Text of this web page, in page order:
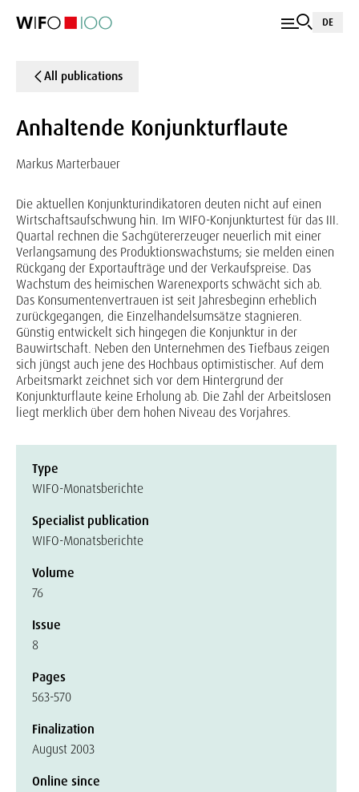
DE
All publications
Anhaltende Konjunkturflaute
Markus Marterbauer
Die aktuellen Konjunkturindikatoren deuten nicht auf einen
Wirtschaftsaufschwung hin. Im WIFO-Konjunkturtest für das III.
Quartal rechnen die Sachgütererzeuger neuerlich mit einer
Verlangsamung des Produktionswachstums; sie melden einen
Rückgang der Exportaufträge und der Verkaufspreise. Das
Wachstum des heimischen Warenexports schwächt sich ab.
Das Konsumentenvertrauen ist seit Jahresbeginn erheblich
zurückgegangen, die Einzelhandelsumsätze stagnieren.
Günstig entwickelt sich hingegen die Konjunktur in der
Bauwirtschaft. Neben den Unternehmen des Tiefbaus zeigen
sich jüngst auch jene des Hochbaus optimistischer. Auf dem
Arbeitsmarkt zeichnet sich vor dem Hintergrund der
Konjunkturflaute keine Erholung ab. Die Zahl der Arbeitslosen
liegt merklich über dem hohen Niveau des Vorjahres.
Type
WIFO-Monatsberichte
Specialist publication
WIFO-Monatsberichte
Volume
76
Issue
8
Pages
563-570
Finalization
August 2003
Online since